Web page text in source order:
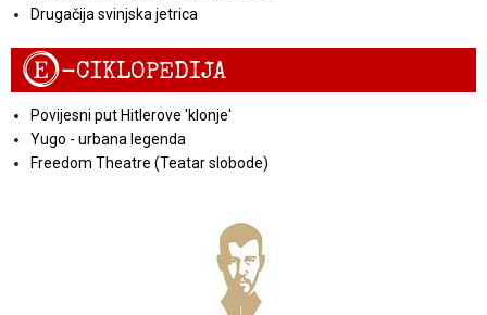
Drugačija svinjska jetrica
E-CIKLOPEDIJA
Povijesni put Hitlerove 'klonje'
Yugo - urbana legenda
Freedom Theatre (Teatar slobode)